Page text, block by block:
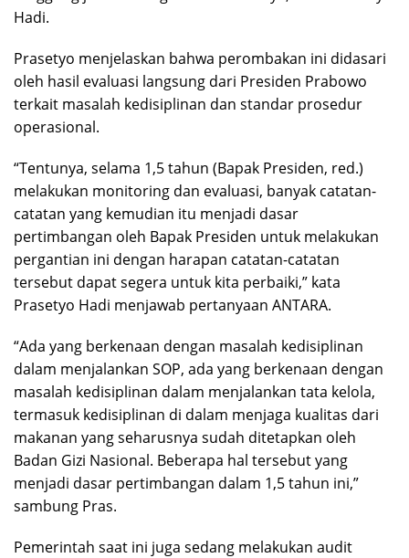
Hadi.
Prasetyo menjelaskan bahwa perombakan ini didasari
oleh hasil evaluasi langsung dari Presiden Prabowo
terkait masalah kedisiplinan dan standar prosedur
operasional.
“Tentunya, selama 1,5 tahun (Bapak Presiden, red.)
melakukan monitoring dan evaluasi, banyak catatan-
catatan yang kemudian itu menjadi dasar
pertimbangan oleh Bapak Presiden untuk melakukan
pergantian ini dengan harapan catatan-catatan
tersebut dapat segera untuk kita perbaiki,” kata
Prasetyo Hadi menjawab pertanyaan ANTARA.
“Ada yang berkenaan dengan masalah kedisiplinan
dalam menjalankan SOP, ada yang berkenaan dengan
masalah kedisiplinan dalam menjalankan tata kelola,
termasuk kedisiplinan di dalam menjaga kualitas dari
makanan yang seharusnya sudah ditetapkan oleh
Badan Gizi Nasional. Beberapa hal tersebut yang
menjadi dasar pertimbangan dalam 1,5 tahun ini,”
sambung Pras.
Pemerintah saat ini juga sedang melakukan audit